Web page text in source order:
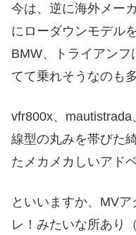
今は、逆に海外メー
にローダウンモデル
BMW、トライアン
てて乗れそうなのも多
vfr800x、
線型の丸みを帯びた
たメカメカしいアド
といいますか、MV
レ！みたいな所あり